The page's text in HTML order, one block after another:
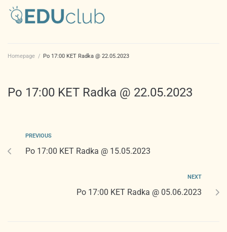
Homepage / Po 17:00 KET Radka @ 22.05.2023
Po 17:00 KET Radka @ 22.05.2023
PREVIOUS
Po 17:00 KET Radka @ 15.05.2023
NEXT
Po 17:00 KET Radka @ 05.06.2023